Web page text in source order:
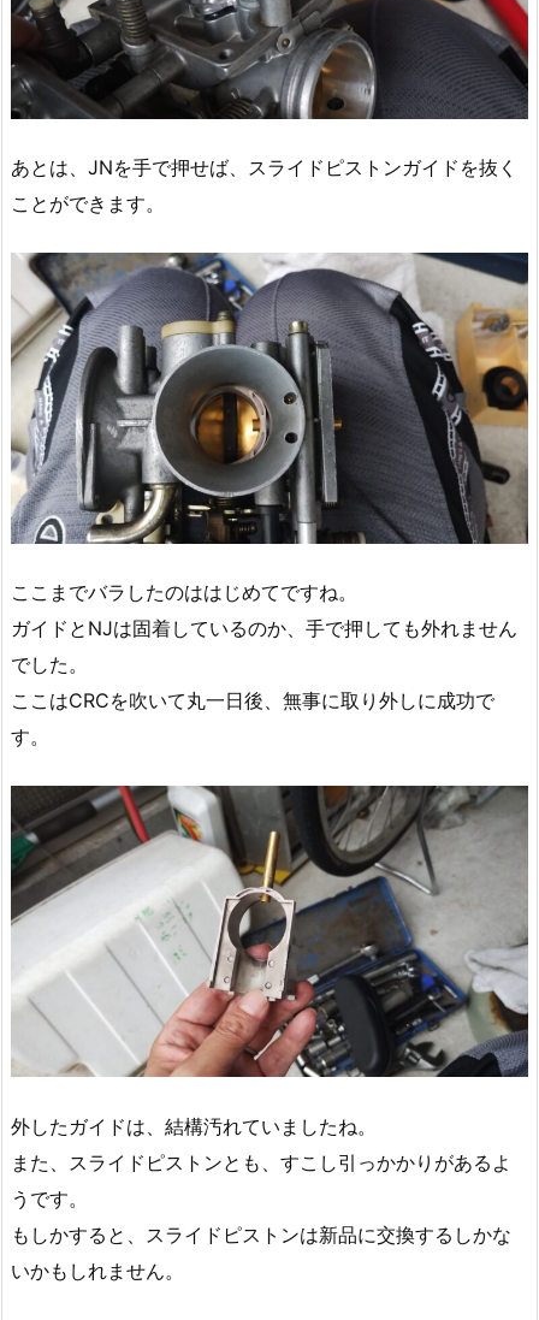
あとは、JNを手で押せば、スライドピストンガイドを抜く
ことができます。
ここまでバラしたのははじめてですね。
ガイドとNJは固着しているのか、手で押しても外れません
でした。
ここはCRCを吹いて丸一日後、無事に取り外しに成功で
す。
外したガイドは、結構汚れていましたね。
また、スライドピストンとも、すこし引っかかりがあるよ
うです。
もしかすると、スライドピストンは新品に交換するしかな
いかもしれません。